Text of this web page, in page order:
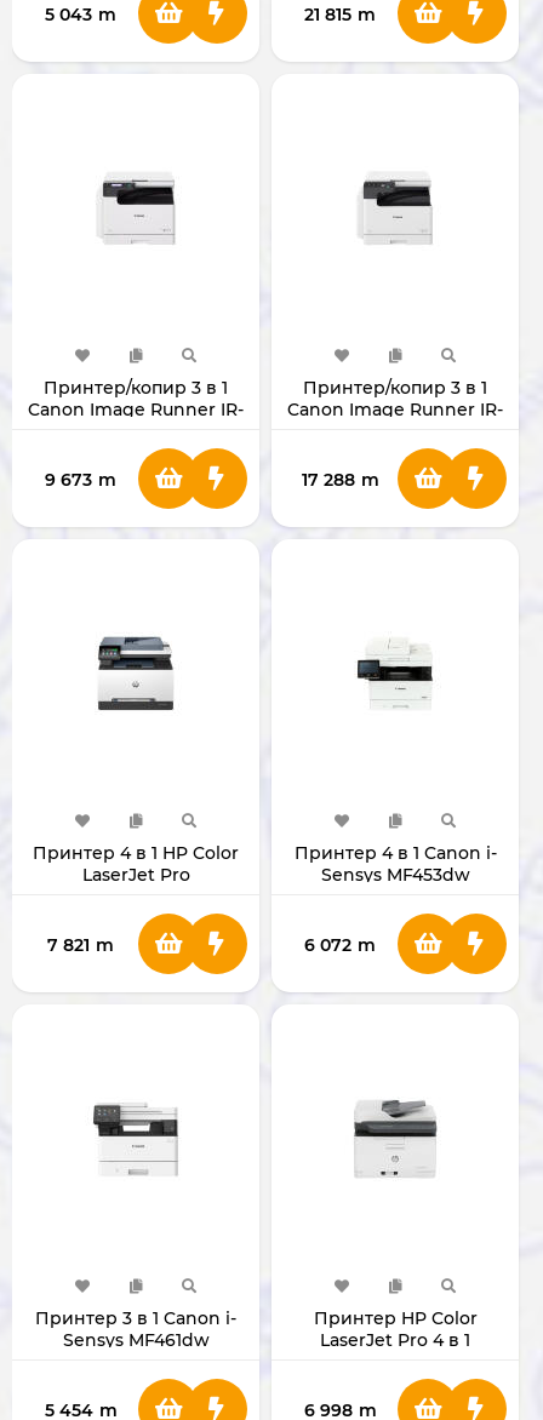
5 043 m
21 815 m
Принтер/копир 3 в 1
Canon Image Runner IR-
9 673 m
Принтер/копир 3 в 1
Canon Image Runner IR-
без картриджа
17 288 m
Принтер 4 в 1 HP Color
LaserJet Pro
7 821 m
Принтер 4 в 1 Canon i-
Sensys MF453dw
6 072 m
Принтер 3 в 1 Canon i-
Sensys MF461dw
5 454 m
Принтер HP Color
LaserJet Pro 4 в 1
6 998 m